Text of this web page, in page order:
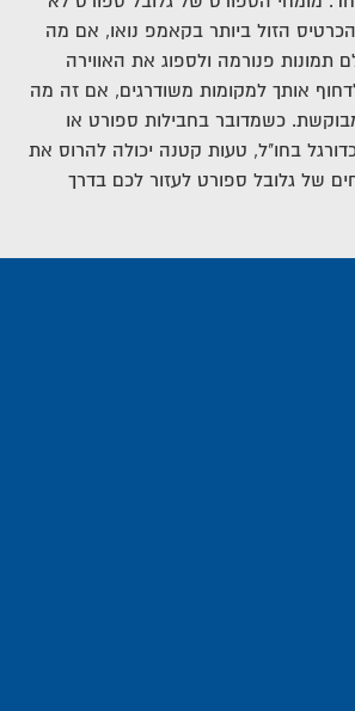
הזול ביותר בקאמפ נואו, אם מה
תמונות פנורמה ולספוג את האווירה
אותך למקומות משודרגים, אם זה מה
כשמדובר בחבילות ספורט או
בחו"ל, טעות קטנה יכולה להרוס את
של גלובל ספורט לעזור לכם בדרך